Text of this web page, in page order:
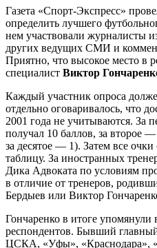
Газета «Спорт-Экспресс»
определить лучшего
нем участвовали журналисты
других ведущих СМИ и
Приятно, что высокое место в
специалист Виктор
Каждый участник опроса
отдельно оговаривалось, что
2001 года не учитываются. За
получал 10 баллов, за второе —
за десятое — 1). Затем все
таблицу. За иностранных
Дика Адвоката по условиям
в отличие от тренеров,
Бердыев или Виктор
Гончаренко в итоге упомянули
респондентов. Бывший
ЦСКА, «Уфы», «Краснодара»,